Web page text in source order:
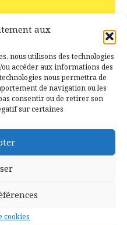
aux
nous utilisons des technologies
accéder aux informations des
nous permettra de
de navigation ou les
consentir ou de retirer son
sur certaines
cookies
de Campénéac